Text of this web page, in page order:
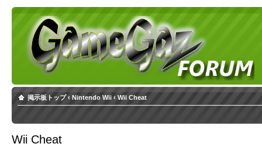
掲示板トップ ‹ Nintendo Wii ‹ Wii Cheat
Wii Cheat